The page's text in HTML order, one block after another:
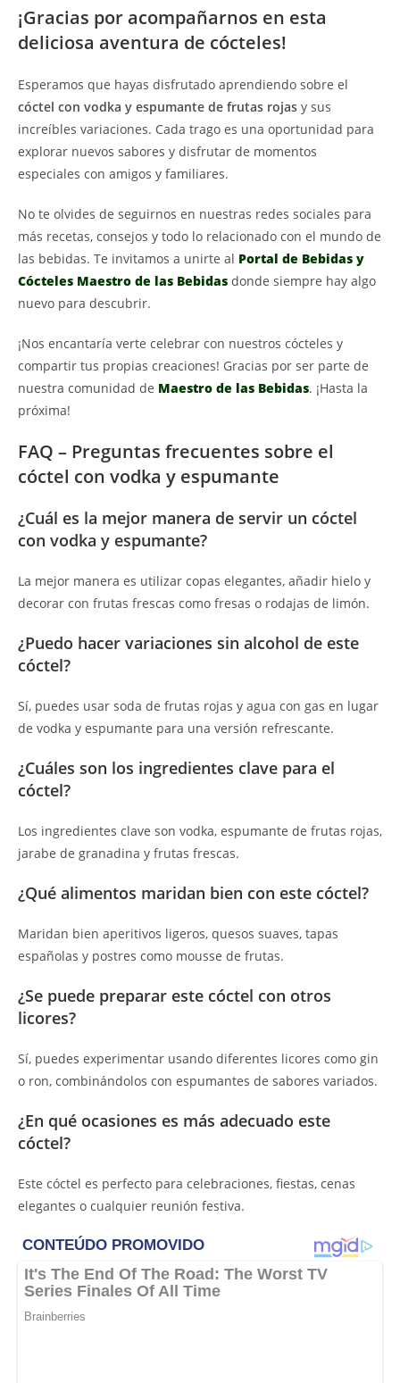
¡Gracias por acompañarnos en esta
deliciosa aventura de cócteles!
Esperamos que hayas disfrutado aprendiendo sobre el
cóctel con vodka y espumante de frutas rojas y sus
increíbles variaciones. Cada trago es una oportunidad para
explorar nuevos sabores y disfrutar de momentos
especiales con amigos y familiares.
No te olvides de seguirnos en nuestras redes sociales para
más recetas, consejos y todo lo relacionado con el mundo de
las bebidas. Te invitamos a unirte al Portal de Bebidas y
Cócteles Maestro de las Bebidas donde siempre hay algo
nuevo para descubrir.
¡Nos encantaría verte celebrar con nuestros cócteles y
compartir tus propias creaciones! Gracias por ser parte de
nuestra comunidad de Maestro de las Bebidas. ¡Hasta la
próxima!
FAQ – Preguntas frecuentes sobre el
cóctel con vodka y espumante
¿Cuál es la mejor manera de servir un cóctel
con vodka y espumante?
La mejor manera es utilizar copas elegantes, añadir hielo y
decorar con frutas frescas como fresas o rodajas de limón.
¿Puedo hacer variaciones sin alcohol de este
cóctel?
Sí, puedes usar soda de frutas rojas y agua con gas en lugar
de vodka y espumante para una versión refrescante.
¿Cuáles son los ingredientes clave para el
cóctel?
Los ingredientes clave son vodka, espumante de frutas rojas,
jarabe de granadina y frutas frescas.
¿Qué alimentos maridan bien con este cóctel?
Maridan bien aperitivos ligeros, quesos suaves, tapas
españolas y postres como mousse de frutas.
¿Se puede preparar este cóctel con otros
licores?
Sí, puedes experimentar usando diferentes licores como gin
o ron, combinándolos con espumantes de sabores variados.
¿En qué ocasiones es más adecuado este
cóctel?
Este cóctel es perfecto para celebraciones, fiestas, cenas
elegantes o cualquier reunión festiva.